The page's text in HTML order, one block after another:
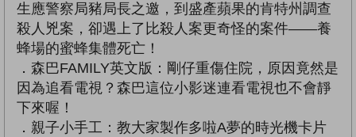
生應警察局豬局長之邀，到盛產蘋果的肯特州調查
殺人兇案，卻遇上了比殺人案更奇怪的案件——養
蜂場的蜜蜂集體死亡！
．森巴FAMILY英文版：剛仔重傷住院，原因竟然是
因為追看電視？森巴這位小影迷連看電視也不會靜
下來喔！
．親子小手工：教大家製作多啦A夢的時光機卡片